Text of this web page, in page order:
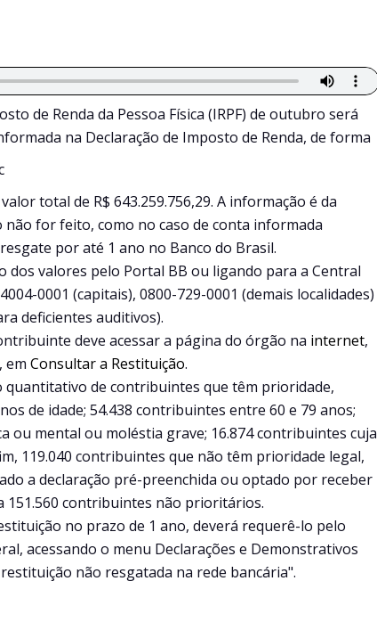
de Renda da Pessoa Física (IRPF) de outubro será
na Declaração de Imposto de Renda, de forma
total de R$ 643.259.756,29. A informação é da
não for feito, como no caso de conta informada
por até 1 ano no Banco do Brasil.
dos valores pelo Portal BB ou ligando para a Central
0001 (capitais), 0800-729-0001 (demais localidades)
deficientes auditivos).
deve acessar a página do órgão na internet,
em Consultar a Restituição.
quantitativo de contribuintes que têm prioridade,
de idade; 54.438 contribuintes entre 60 e 79 anos;
ou mental ou moléstia grave; 16.874 contribuintes cuja
119.040 contribuintes que não têm prioridade legal,
a declaração pré-preenchida ou optado por receber
151.560 contribuintes não prioritários.
no prazo de 1 ano, deverá requerê-lo pelo
acessando o menu Declarações e Demonstrativos
não resgatada na rede bancária".